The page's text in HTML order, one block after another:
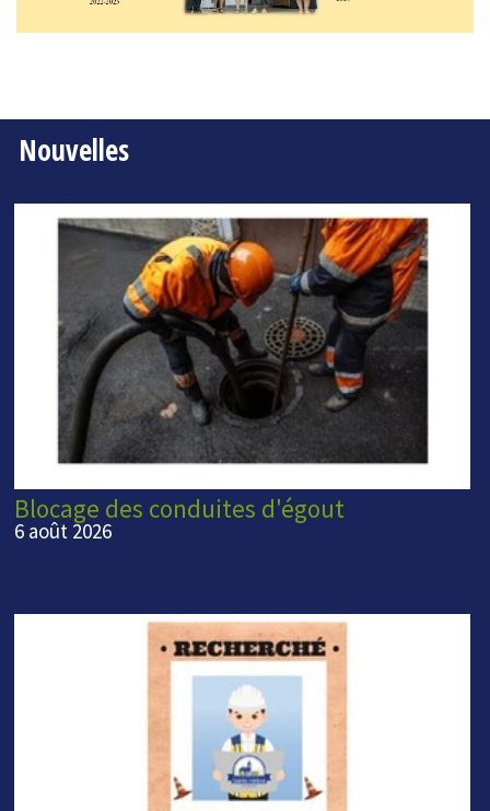
Nouvelles
Blocage des conduites d'égout
6 août 2026